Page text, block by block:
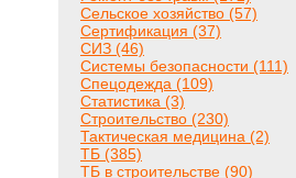
Сельское хозяйство (57)
Сертификация (37)
СИЗ (46)
Системы безопасности (111)
Спецодежда (109)
Статистика (3)
Строительство (230)
Тактическая медицина (2)
ТБ (385)
ТБ в строительстве (90)